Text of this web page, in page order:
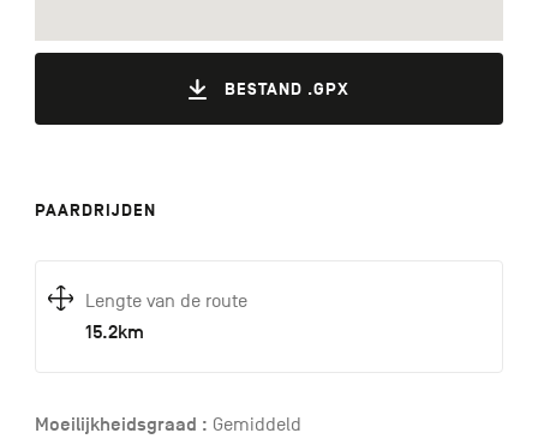
BESTAND .GPX
PAARDRIJDEN
Lengte van de route
15.2km
Moeilijkheidsgraad : Gemiddeld